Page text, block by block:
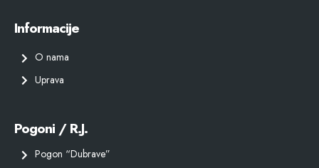
Informacije
O nama
Uprava
Pogoni / R.J.
Pogon “Dubrave”